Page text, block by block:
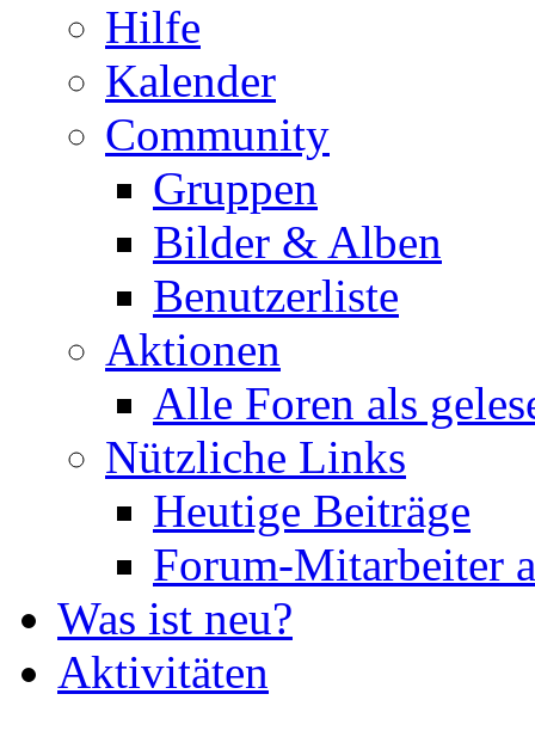
Hilfe
Kalender
Community
Gruppen
Bilder & Alben
Benutzerliste
Aktionen
Alle Foren als
Nützliche Links
Heutige Beiträge
Forum-Mitarbeiter
Was ist neu?
Aktivitäten